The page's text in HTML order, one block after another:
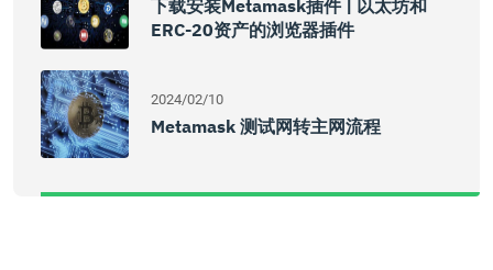
下载安装Metamask插件 | 以太坊和
ERC-20资产的浏览器插件
2024/02/10
Metamask 测试网转主网流程